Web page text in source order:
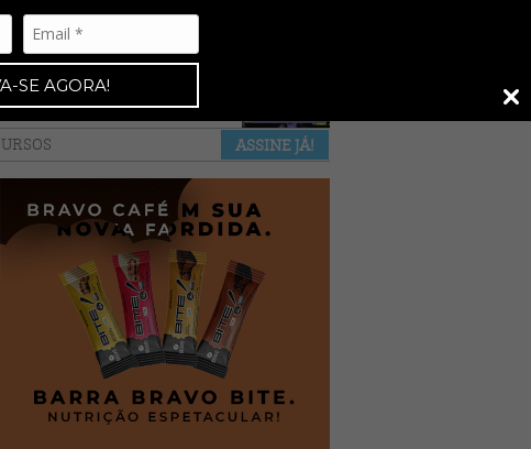
SE AGORA!
•NAS BANCAS
ASSINE JÁ!